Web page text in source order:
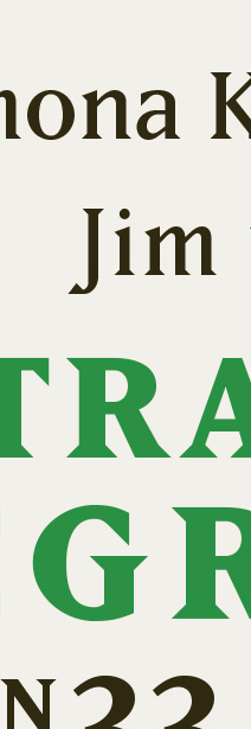
begrijpen
van Os
over trauma?
wonden –
cirkel doorbroken –
pagina